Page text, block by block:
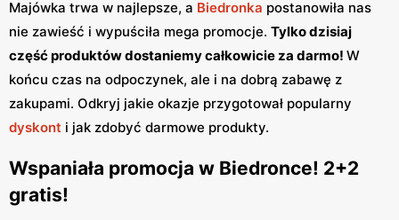
Majówka trwa w najlepsze, a Biedronka postanowiła nas
nie zawieść i wypuściła mega promocje. Tylko dzisiaj
część produktów dostaniemy całkowicie za darmo! W
końcu czas na odpoczynek, ale i na dobrą zabawę z
zakupami. Odkryj jakie okazje przygotował popularny
dyskont i jak zdobyć darmowe produkty.
Wspaniała promocja w Biedronce! 2+2
gratis!